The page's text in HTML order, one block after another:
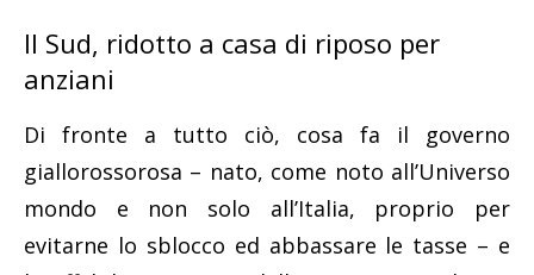
Il Sud, ridotto a casa di riposo per
anziani
Di fronte a tutto ciò, cosa fa il governo
giallorossorosa – nato, come noto all’Universo
mondo e non solo all’Italia, proprio per
evitarne lo sblocco ed abbassare le tasse – e